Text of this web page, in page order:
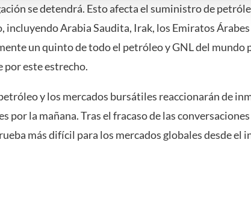
informatie: zie onsprivacy- en cookiestatement.
se detendrá. Esto afecta el suministro de
incluyendo Arabia Saudita, Irak, los Emiratos
un quinto de todo el petróleo y GNL del mundo
por este estrecho.
y los mercados bursátiles reaccionarán de
por la mañana. Tras el fracaso de las
más difícil para los mercados globales desde el